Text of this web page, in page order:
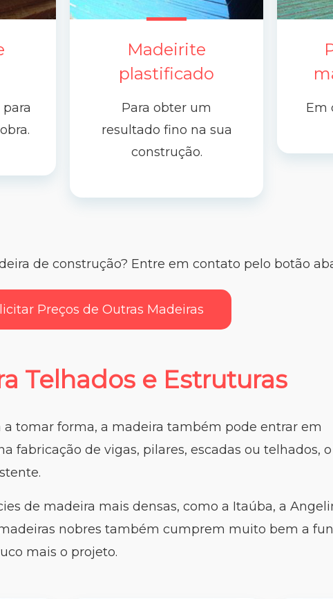
Madeirite
plastificado
Para obter um
resultado fino na sua
construção.
Em
de construção? Entre em contato pelo botão
Preços de Outras Madeiras
Telhados e Estruturas
tomar forma, a madeira também pode entrar em
fabricação de vigas, pilares, escadas ou telhados, o
de madeira mais densas, como a Itaúba, a
nobres também cumprem muito bem a
mais o projeto.